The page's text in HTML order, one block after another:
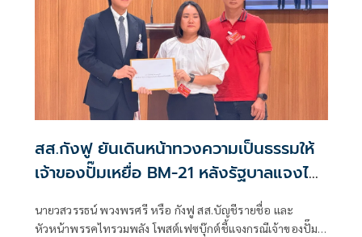
สส.กังฟู ยันเดินหน้าทวงความเป็นธรรมให้
เจ้าของปั๊มเหยื่อ BM-21 หลังรัฐบาลแจงไม่
เข้าหลักเกณฑ์เยียวยา
นายวสวรรธน์ พวงพรศรี หรือ กังฟู สส.บัญชีรายชื่อ และ
หัวหน้าพรรคไทรวมพลัง โพสต์เฟซบุ๊กต์ชี้แจงกรณีเจ้าของปั๊ม